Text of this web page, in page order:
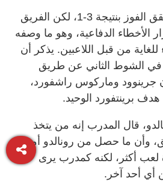
وكان مان يونايتد قد حقق الفوز بنتيجة 3-1، لكن الفريق
الأخطاء الدفاعية، وهو ما وصفه
للغاية من قبل اللاعبين. يذكر أن
في الشوط الثاني عن طريق
جرينوود وماركوس راشفورد،
برينتفورد الوحيد.
قال المدرب إنه من يتخذ
وأن ما حصل من رونالدو أمر
لعب أكثر، لكنه كمدرب يرى
أي أحد آخر.